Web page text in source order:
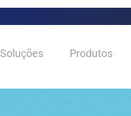
Soluções Produtos